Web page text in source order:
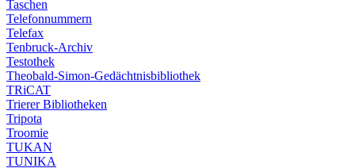
Taschen
Telefonnummern
Telefax
Tenbruck-Archiv
Testothek
Theobald-Simon-Gedächtnisbibliothek
TRiCAT
Trierer Bibliotheken
Tripota
Troomie
TUKAN
TUNIKA